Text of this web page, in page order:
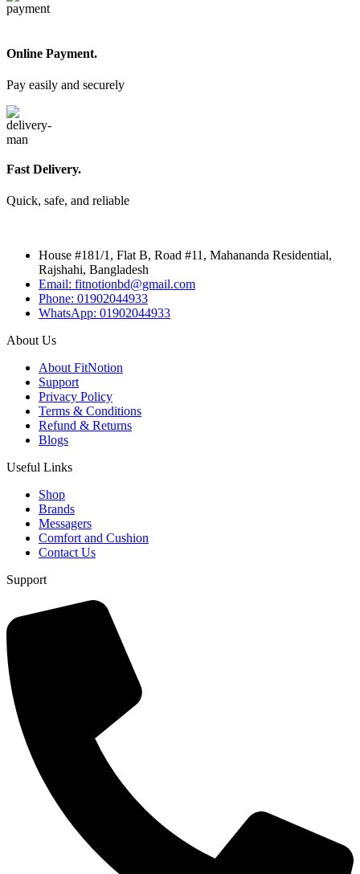
Online Payment.
Pay easily and securely
Fast Delivery.
Quick, safe, and reliable
House #181/1, Flat B, Road #11, Mahananda Residential,
Rajshahi, Bangladesh
Email: fitnotionbd@gmail.com
Phone: 01902044933
WhatsApp: 01902044933
About Us
About FitNotion
Support
Privacy Policy
Terms & Conditions
Refund & Returns
Blogs
Useful Links
Shop
Brands
Messagers
Comfort and Cushion
Contact Us
Support